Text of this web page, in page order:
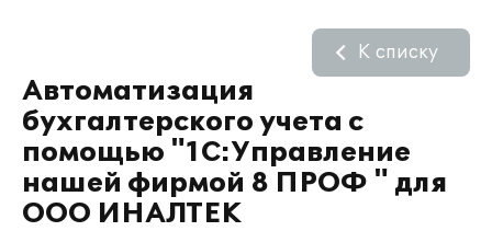
Автоматизация
бухгалтерского учета с
помощью "1С:Управление
нашей фирмой 8 ПРОФ " для
ООО ИНАЛТЕК
К списку